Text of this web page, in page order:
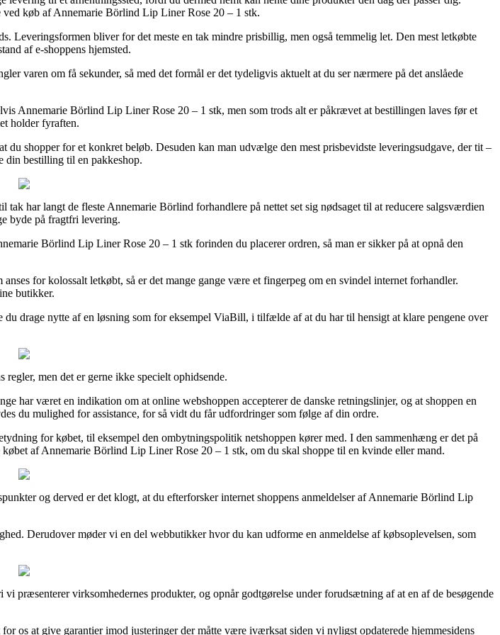
ved køb af Annemarie Börlind Lip Liner Rose 20 – 1 stk.
Leveringsformen bliver for det meste en tak mindre prisbillig, men også temmelig let. Den mest letkøbte
af e-shoppens hjemsted.
varen om få sekunder, så med det formål er det tydeligvis aktuelt at du ser nærmere på det anslåede
Annemarie Börlind Lip Liner Rose 20 – 1 stk, men som trods alt er påkrævet at bestillingen laves før et
holder fyraften.
shopper for et konkret beløb. Desuden kan man udvælge den mest prisbevidste leveringsudgave, der tit –
din bestilling til en pakkeshop.
har langt de fleste Annemarie Börlind forhandlere på nettet set sig nødsaget til at reducere salgsværdien
byde på fragtfri levering.
Börlind Lip Liner Rose 20 – 1 stk forinden du placerer ordren, så man er sikker på at opnå den
for kolossalt letkøbt, så er det mange gange være et fingerpeg om en svindel internet forhandler.
butikker.
drage nytte af en løsning som for eksempel ViaBill, i tilfælde af at du har til hensigt at klare pengene over
men det er gerne ikke specielt ophidsende.
været en indikation om at online webshoppen accepterer de danske retningslinjer, og at shoppen en
du mulighed for assistance, for så vidt du får udfordringer som følge af din ordre.
for købet, til eksempel den ombytningspolitik netshoppen kører med. I den sammenhæng er det på
af Annemarie Börlind Lip Liner Rose 20 – 1 stk, om du skal shoppe til en kvinde eller mand.
og derved er det klogt, at du efterforsker internet shoppens anmeldelser af Annemarie Börlind Lip
Derudover møder vi en del webbutikker hvor du kan udforme en anmeldelse af købsoplevelsen, som
præsenterer virksomhedernes produkter, og opnår godtgørelse under forudsætning af at en af de besøgende
os at give garantier imod justeringer der måtte være iværksat siden vi nyligst opdaterede hjemmesidens